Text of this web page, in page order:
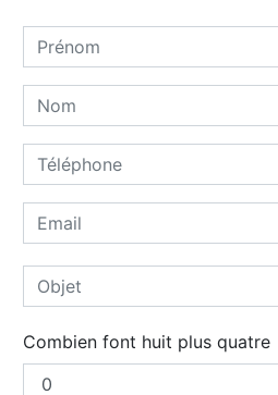
Combien font huit plus quatre